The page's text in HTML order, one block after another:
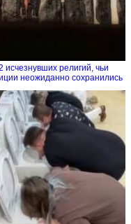
исчезнувших религий, чьи
неожиданно сохранились